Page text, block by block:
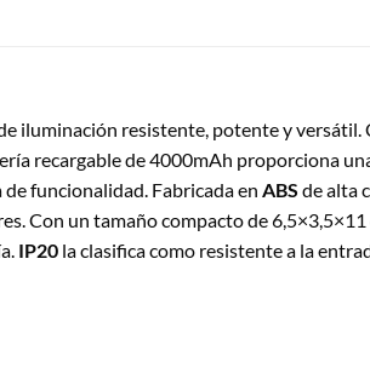
iluminación resistente, potente y
recargable de 4000mAh proporciona
funcionalidad. Fabricada en ABS de alta
Con un tamaño compacto de
IP20 la clasifica como resistente a la